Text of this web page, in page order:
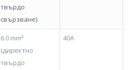
твърдо
свързване)
6.0 mm²
(директно
твърдо
40A